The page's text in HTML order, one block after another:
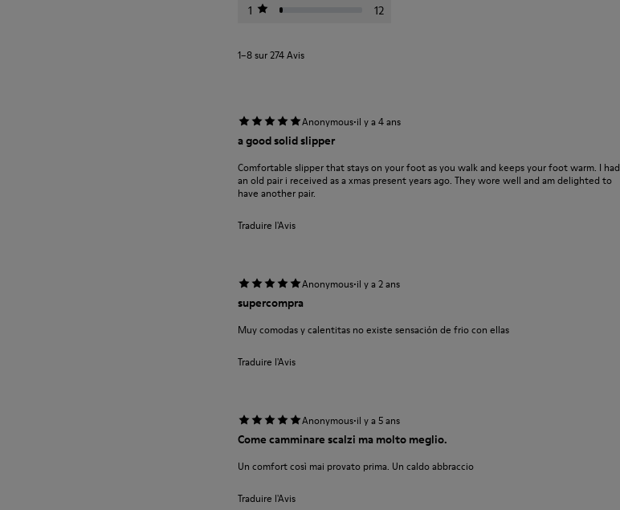
1
12
1–8 sur 274 Avis
Anonymous·il y a 4 ans
a good solid slipper
Comfortable slipper that stays on your foot as you walk and keeps your foot warm. I had
an old pair i received as a xmas present years ago. They wore well and am delighted to
have another pair.
Traduire l'Avis
Anonymous·il y a 2 ans
supercompra
Muy comodas y calentitas no existe sensación de frio con ellas
Traduire l'Avis
Anonymous·il y a 5 ans
Come camminare scalzi ma molto meglio.
Un comfort così mai provato prima. Un caldo abbraccio
Traduire l'Avis